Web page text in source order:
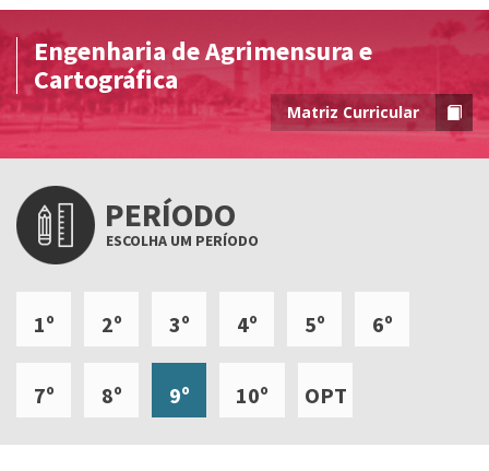
Engenharia de Agrimensura e
Cartográfica
Matriz Curricular
PERÍODO
ESCOLHA UM PERÍODO
1º 2º 3º 4º 5º 6º
7º 8º 9º 10º OPT